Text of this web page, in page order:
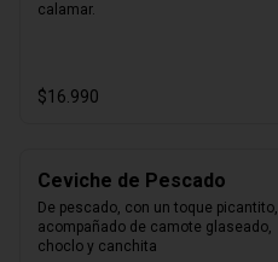
calamar.
$16.990
Ceviche de Pescado
De pescado, con un toque picantito,
acompañado de camote glaseado,
choclo y canchita